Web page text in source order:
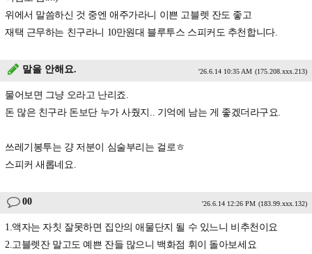
위에서 말씀하신 것 중엔 애주가라니 이쁜 고블렛 잔도 좋고
재택 근무하는 친구라니 10만원대 블루투스 스피커도 추천합니다.
말을 안해요. '26.6.14 10:35 AM (175.208.xxx.213)
물어보면 그냥 오라고 난리죠.
돈 많은 친구라 돈보단 누가 사줬지.. 기억에 남는 게 좋겠더라구요.
쓰레기봉투는 걍 저분이 심술부리는 걸로ㅎ
스피커 새롭네요.
00 '26.6.14 12:26 PM (183.99.xxx.132)
1.액자는 자칫 잘못하면 집안의 애물단지 될 수 있느니 비추천이요
2.고블렛잔 말고도 예쁜 잔들 많으니 백화점 휘이 돌아보세요